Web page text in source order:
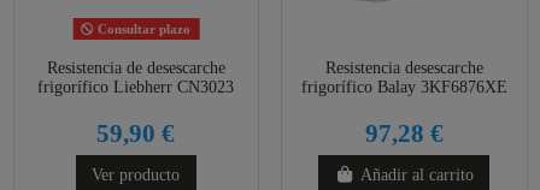
Consultar plazo
Resistencia de desescarche
frigorífico Liebherr CN3023
59,90 €
Ver producto
Resistencia desescarche
frigorífico Balay 3KF6876XE
97,28 €
Añadir al carrito